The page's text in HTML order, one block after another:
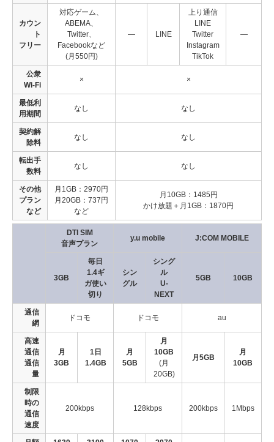
カウン
ト
フリー
対応ゲーム、
ABEMA、
Twitter、
Facebookなど
(月550円)
― LINE
上り通信
LINE
Twitter
Instagram
TikTok
―
公衆
Wi-Fi
× ×
最低利
用期間
なし なし
契約解
除料
なし なし
転出手
数料
なし なし
その他
プラン
など
月1GB：2970円
月20GB：737円
など
月10GB：1485円
かけ放題＋月1GB：1870円
DTI SIM
音声プラン
y.u mobile J:COM MOBILE
3GB
毎日
1.4ギ
ガ使い
切り
シン
グル
シング
ル
U-
NEXT
5GB 10GB
通信
網
ドコモ ドコモ au
高速
通信
通信
量
月
3GB
1日
1.4GB
月
5GB
月
10GB
(月
20GB)
月5GB
月
10GB
制限
時の
通信
速度
200kbps 128kbps 200kbps 1Mbps